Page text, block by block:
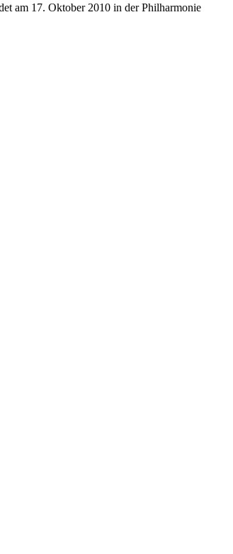
am 17. Oktober 2010 in der Philharmonie